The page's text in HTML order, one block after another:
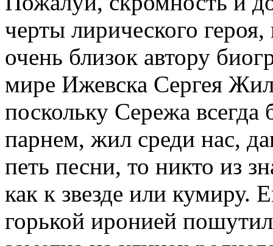
черты лирического
очень близок автору
мире Ижевска Сергея
поскольку Сережа
парнем, жил среди нас,
петь песни, то никто из
как к звезде или кумиру.
горькой иронией